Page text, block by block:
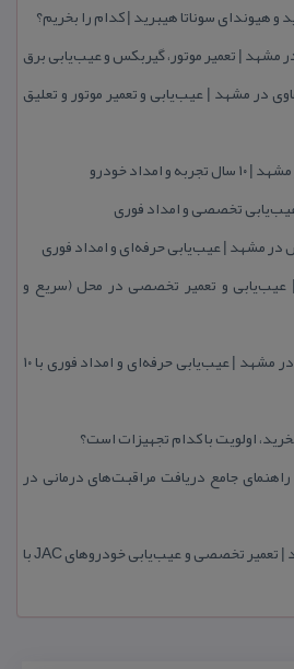
و هیوندای سوناتا هیبرید | كدام را بخریم؟
در مشهد | عیب‌یابی و تعمیر موتور و تعلیق
خودرو
عیب‌یابی تخصصی و امداد فوری
مشهد | عیب‌یابی حرفه‌ای و امداد فوری
عیب‌یابی و تعمیر تخصصی در محل (سریع و
تعمیرگاه تخصصی كوییك در مشهد | عیب‌یابی حرفه‌ای و امداد فوری با ۱۰
جامع دریافت مراقبت‌های درمانی در
امداد خودرو جك در مشهد | تعمیر تخصصی و عیب‌یابی خودروهای JAC با